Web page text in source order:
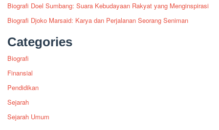
Biografi Doel Sumbang: Suara Kebudayaan Rakyat yang Menginspirasi
Biografi Djoko Marsaid: Karya dan Perjalanan Seorang Seniman
Categories
Biografi
Finansial
Pendidikan
Sejarah
Sejarah Umum